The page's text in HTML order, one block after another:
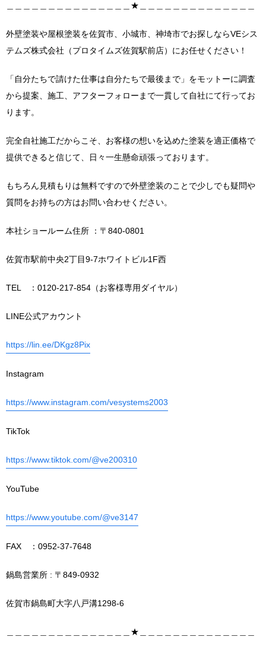
＿＿＿＿＿＿＿＿＿＿＿＿＿＿＿★＿＿＿＿＿＿＿＿＿＿＿＿＿＿
外壁塗装や屋根塗装を佐賀市、小城市、神埼市でお探しならVEシス
テムズ株式会社（プロタイムズ佐賀駅前店）にお任せください！
「自分たちで請けた仕事は自分たちで最後まで」をモットーに調査
から提案、施工、アフターフォローまで一貫して自社にて行ってお
ります。
完全自社施工だからこそ、お客様の想いを込めた塗装を適正価格で
提供できると信じて、日々一生懸命頑張っております。
もちろん見積もりは無料ですので外壁塗装のことで少しでも疑問や
質問をお持ちの方はお問い合わせください。
本社ショールーム住所 ：〒840-0801
佐賀市駅前中央2丁目9-7ホワイトビル1F西
TEL ：0120-217-854（お客様専用ダイヤル）
LINE公式アカウント
https://lin.ee/DKgz8Pix
Instagram
https://www.instagram.com/vesystems2003
TikTok
https://www.tiktok.com/@ve200310
YouTube
https://www.youtube.com/@ve3147
FAX ：0952-37-7648
鍋島営業所 : 〒849-0932
佐賀市鍋島町大字八戸溝1298-6
＿＿＿＿＿＿＿＿＿＿＿＿＿＿＿★＿＿＿＿＿＿＿＿＿＿＿＿＿＿